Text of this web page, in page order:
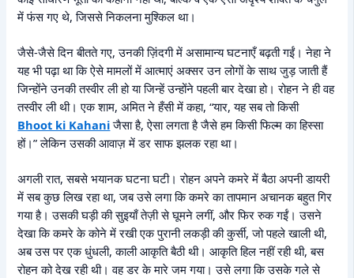
में फंस गए थे, जिससे निकलना मुश्किल था।
जैसे-जैसे दिन बीतते गए, उनकी ज़िंदगी में असामान्य घटनाएँ बढ़ती गईं। नेहा ने
यह भी पढ़ा था कि ऐसे मामलों में आत्माएं अक्सर उन लोगों के साथ जुड़ जाती हैं
जिन्होंने उनकी तस्वीर ली हो या जिन्हें उन्होंने पहली बार देखा हो। रोहन ने ही वह
तस्वीर ली थी। एक शाम, अमित ने हँसी में कहा, “यार, यह सब तो किसी
Bhoot ki Kahaniजैसा है, ऐसा लगता है जैसे हम किसी फिल्म का हिस्सा
हों।” लेकिन उसकी आवाज़ में डर साफ झलक रहा था।
अगली रात, सबसे भयानक घटना घटी। रोहन अपने कमरे में बैठा अपनी डायरी
में सब कुछ लिख रहा था, जब उसे लगा कि कमरे का तापमान अचानक बहुत गिर
गया है। उसकी घड़ी की सुइयाँ तेज़ी से घूमने लगीं, और फिर रुक गईं। उसने
देखा कि कमरे के कोने में रखी एक पुरानी लकड़ी की कुर्सी, जो पहले खाली थी,
अब उस पर एक धुंधली, काली आकृति बैठी थी। आकृति हिल नहीं रही थी, बस
रोहन को देख रही थी। वह डर के मारे जम गया। उसे लगा कि उसके गले से